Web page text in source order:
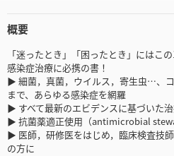
概要
「迷ったとき」「困ったとき」にはこ
感染症治療に必携の書！
▶ 細菌，真菌，ウイルス，寄生虫…、
まで、あらゆる感染症を網羅
▶ すべて最新のエビデンスに基づいた
▶ 抗菌薬適正使用（antimicrobial
▶ 医師，研修医をはじめ，臨床検査技
の方に